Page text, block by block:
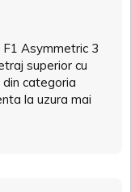
Asymmetric 3
superior cu
categoria
la uzura mai